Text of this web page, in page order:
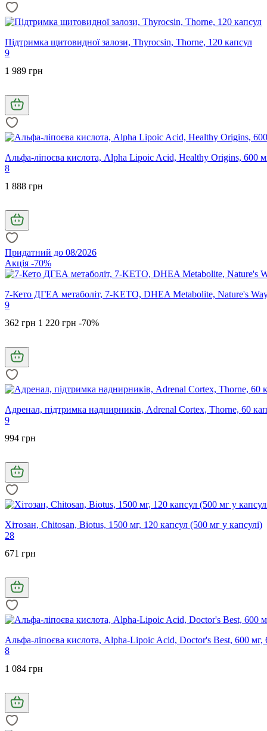
Підтримка щитовидної залози, Thyrocsin, Thorne, 120 капсул
9
1 989 грн
Альфа-ліпоєва кислота, Alpha Lipoic Acid, Healthy Origins, 600
8
1 888 грн
Придатний до 08/2026
Акція -70%
7-Кето ДГЕА метаболіт, 7-KETO, DHEA Metabolite, Nature's
9
362 грн 1 220 грн -70%
Адренал, підтримка наднирників, Adrenal Cortex, Thorne, 60
9
994 грн
Хітозан, Chitosan, Biotus, 1500 мг, 120 капсул (500 мг у капсулі)
28
671 грн
Альфа-ліпоєва кислота, Alpha-Lipoic Acid, Doctor's Best, 600 мг,
8
1 084 грн